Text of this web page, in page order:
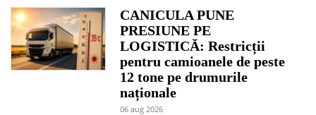
CANICULA PUNE
PRESIUNE PE
LOGISTICĂ: Restricții
pentru camioanele de peste
12 tone pe drumurile
naționale
06 aug 2026